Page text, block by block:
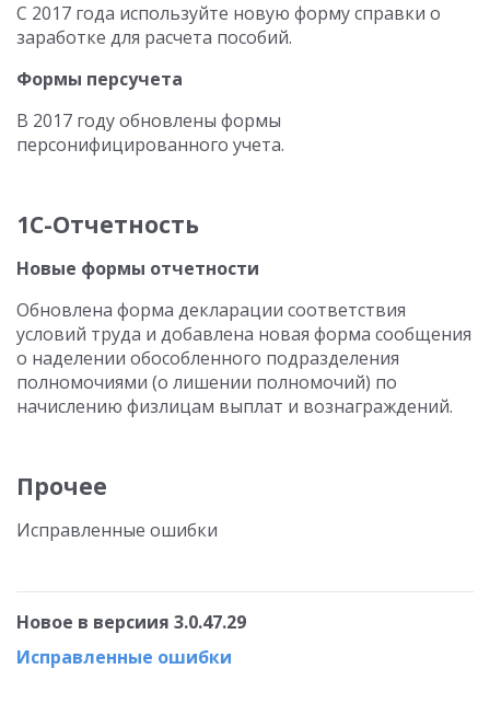
С 2017 года используйте новую форму справки о
заработке для расчета пособий.
Формы персучета
В 2017 году обновлены формы
персонифицированного учета.
1С-Отчетность
Новые формы отчетности
Обновлена форма декларации соответствия
условий труда и добавлена новая форма сообщения
о наделении обособленного подразделения
полномочиями (о лишении полномочий) по
начислению физлицам выплат и вознаграждений.
Прочее
Исправленные ошибки
Новое в версиия 3.0.47.29
Исправленные ошибки